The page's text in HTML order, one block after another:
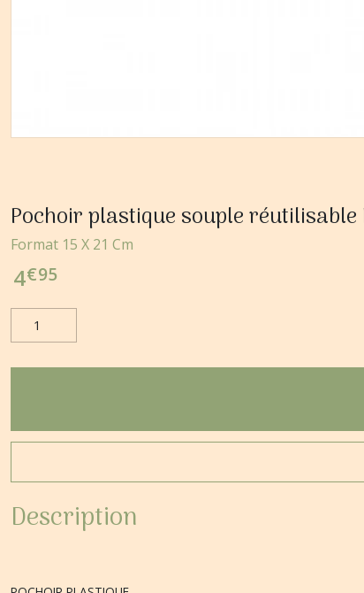
Pochoir plastique souple réutilisable
Format 15 X 21 Cm
4€95
Description